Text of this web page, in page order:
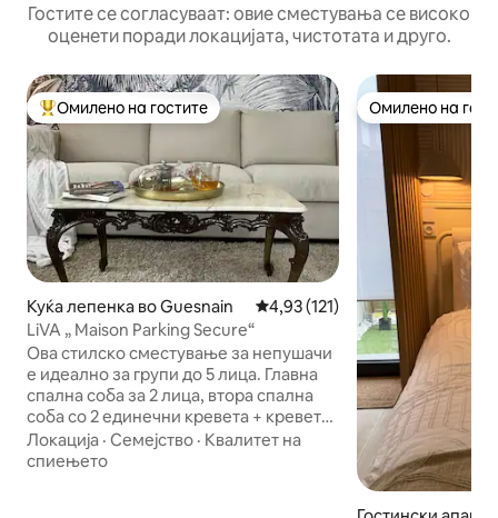
Гостите се согласуваат: овие сместувања се високо
оценети поради локацијата, чистотата и друго.
Меѓу најуспешните „Омилени на гостите“
Омилено на гостите
Куќа лепенка во Guesnain Просечна оцена: 4,93 од 5,
4,93 (121)
LiVA „ Maison Parking Secure“
Ова стилско сместување за непушачи
е идеално за групи до 5 лица. Главна
спална соба за 2 лица, втора спална
соба со 2 единечни кревета + кревет
на извлекување погоден за дете или
возрасен. ⚠️ Внатрешни скали:
Локација · Семејство · Квалитет на
спиењето
Омилено на
Омилено на